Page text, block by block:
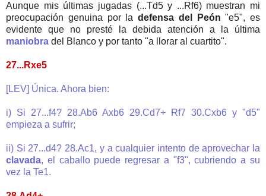
Aunque mis últimas jugadas (...Td5 y ...Rf6) muestran mi
preocupación genuina por la defensa del Peón "e5", es
evidente que no presté la debida atención a la última
maniobra del Blanco y por tanto "a llorar al cuartito".
27...Rxe5
[LEV] Única. Ahora bien:
i) Si 27...f4? 28.Ab6 Axb6 29.Cd7+ Rf7 30.Cxb6 y "d5"
empieza a sufrir;
ii) Si 27...d4? 28.Ac1, y a cualquier intento de aprovechar la
clavada, el caballo puede regresar a "f3", cubriendo a su
vez la Te1.